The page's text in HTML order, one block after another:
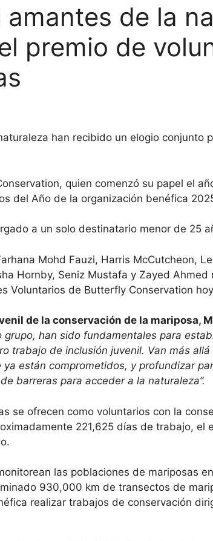
amantes de la
premio de
han recibido un elogio conjunto
quien comenzó su papel el
del Año de la organización benéfica
a un solo destinatario menor de 25
Mohd Fauzi, Harris McCutcheon,
Hornby, Seniz Mustafa y Zayed Ahmed
Voluntarios de Butterfly Conservation
de la conservación de la mariposa,
grupo, han sido fundamentales para
trabajo de inclusión juvenil. Van más
están comprometidos, y profundizar
barreras para acceder a la naturaleza”.
se ofrecen como voluntarios con la
221,625 días de trabajo, el
las poblaciones de mariposas
930,000 km de transectos de
realizar trabajos de conservación